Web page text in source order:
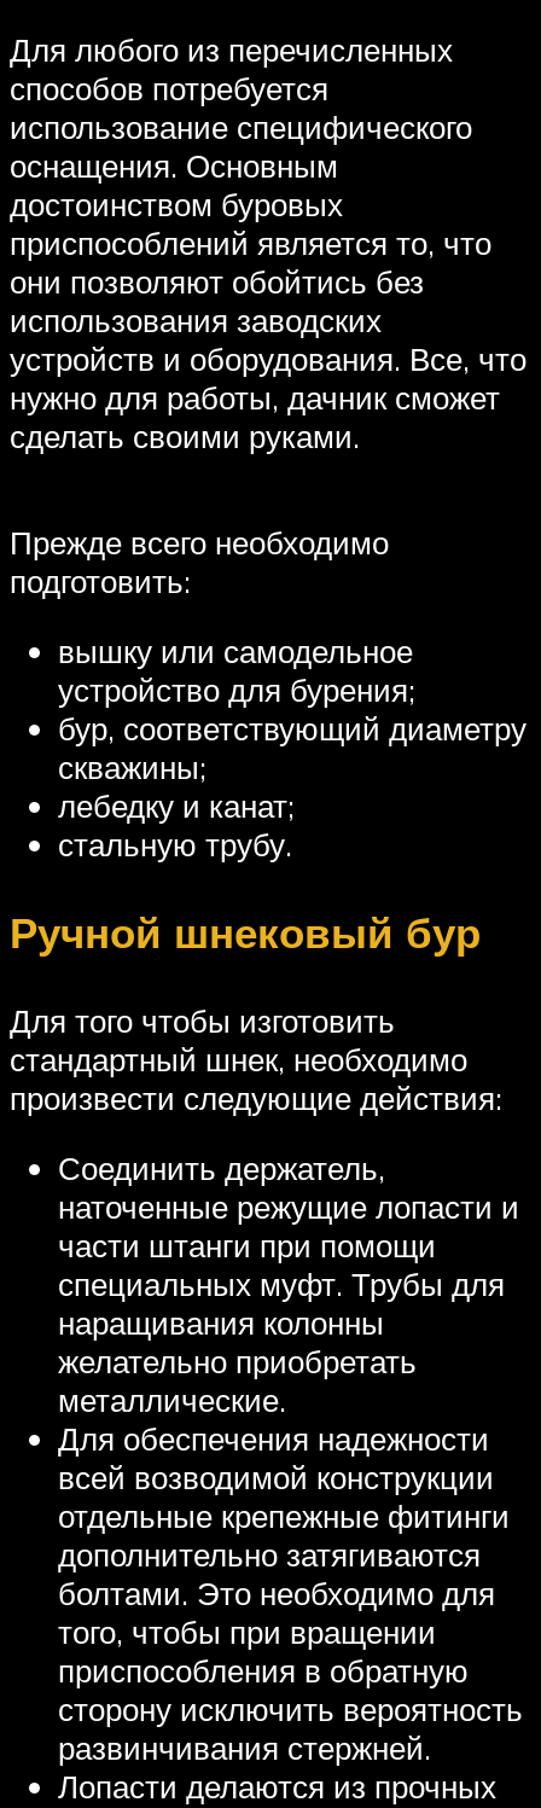
Для любого из перечисленных
способов потребуется
использование специфического
оснащения. Основным
достоинством буровых
приспособлений является то, что
они позволяют обойтись без
использования заводских
устройств и оборудования. Все, что
нужно для работы, дачник сможет
сделать своими руками.
Прежде всего необходимо
подготовить:
вышку или самодельное
устройство для бурения;
бур, соответствующий диаметру
скважины;
лебедку и канат;
стальную трубу.
Ручной шнековый бур
Для того чтобы изготовить
стандартный шнек, необходимо
произвести следующие действия:
Соединить держатель,
наточенные режущие лопасти и
части штанги при помощи
специальных муфт. Трубы для
наращивания колонны
желательно приобретать
металлические.
Для обеспечения надежности
всей возводимой конструкции
отдельные крепежные фитинги
дополнительно затягиваются
болтами. Это необходимо для
того, чтобы при вращении
приспособления в обратную
сторону исключить вероятность
развинчивания стержней.
Лопасти делаются из прочных